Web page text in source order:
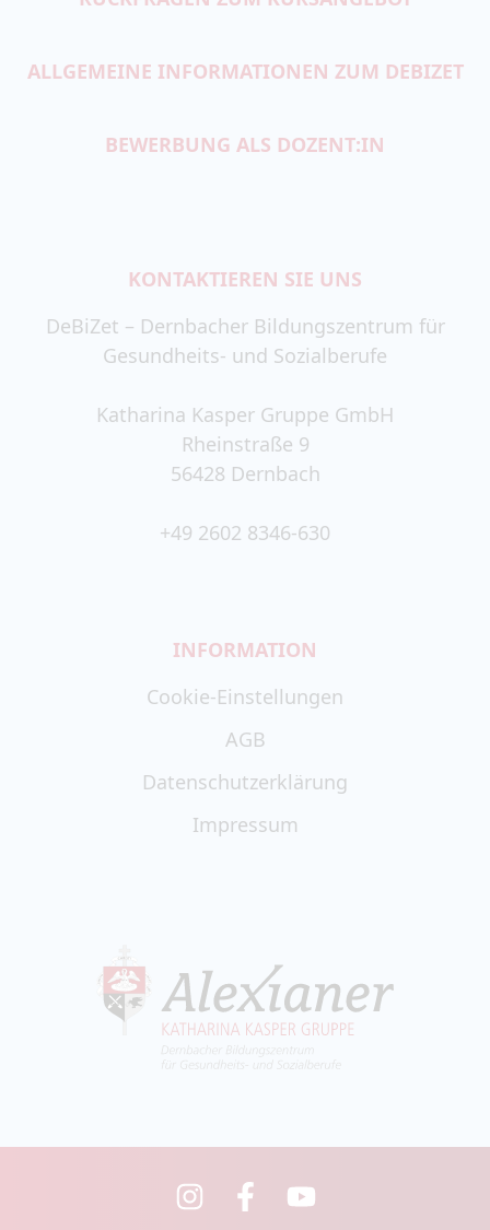
ALLGEMEINE INFORMATIONEN ZUM DEBIZET
BEWERBUNG ALS DOZENT:IN
KONTAKTIEREN SIE UNS
DeBiZet – Dernbacher Bildungszentrum für
Gesundheits- und Sozialberufe
Katharina Kasper Gruppe GmbH
Rheinstraße 9
56428 Dernbach
+49 2602 8346-630
INFORMATION
Cookie-Einstellungen
AGB
Datenschutzerklärung
Impressum